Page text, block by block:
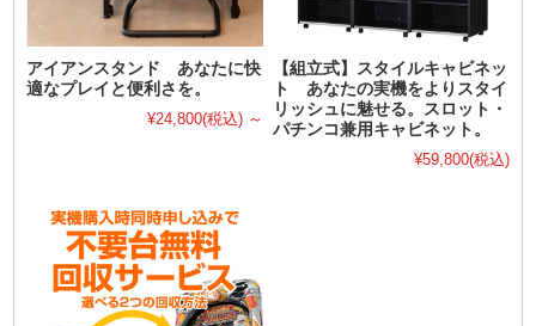
アイアンスタンド あなたに快
適なプレイと便利さを。
¥24,800(税込) ～
【組立式】スタイルキャビネッ
ト あなたの実機をよりスタイ
リッシュに魅せる。スロット・
パチンコ兼用キャビネット。
¥59,800(税込)